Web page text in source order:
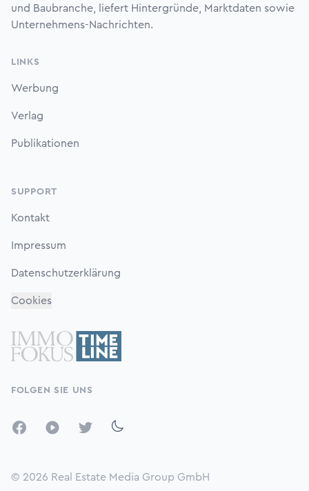
und Baubranche, liefert Hintergründe, Marktdaten sowie
Unternehmens-Nachrichten.
LINKS
Werbung
Verlag
Publikationen
SUPPORT
Kontakt
Impressum
Datenschutzerklärung
Cookies
FOLGEN SIE UNS
FacebookYouTubeTwitter
© 2026 Real Estate Media Group GmbH